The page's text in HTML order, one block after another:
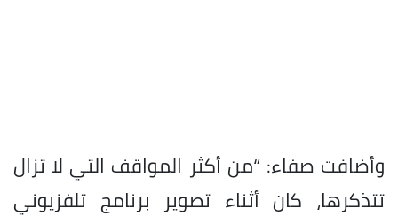
وأضافت صفاء: “من أكثر المواقف التي لا تزال
تتذكرها، كان أثناء تصوير برنامج تلفزيوني